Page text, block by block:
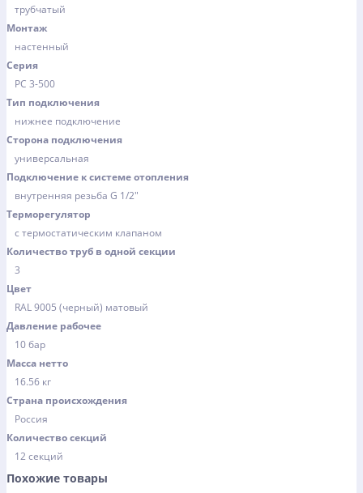
трубчатый
Монтаж
настенный
Серия
РС 3-500
Тип подключения
нижнее подключение
Сторона подключения
универсальная
Подключение к системе отопления
внутренняя резьба G 1/2"
Терморегулятор
с термостатическим клапаном
Количество труб в одной секции
3
Цвет
RAL 9005 (черный) матовый
Давление рабочее
10 бар
Масса нетто
16.56 кг
Страна происхождения
Россия
Количество секций
12 секций
Похожие товары